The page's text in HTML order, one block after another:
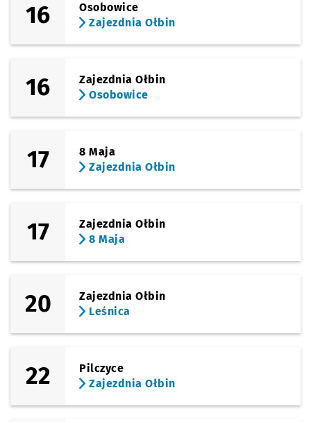
16
Osobowice
Zajezdnia Ołbin
16
Zajezdnia Ołbin
Osobowice
17
8 Maja
Zajezdnia Ołbin
17
Zajezdnia Ołbin
8 Maja
20
Zajezdnia Ołbin
Leśnica
22
Pilczyce
Zajezdnia Ołbin